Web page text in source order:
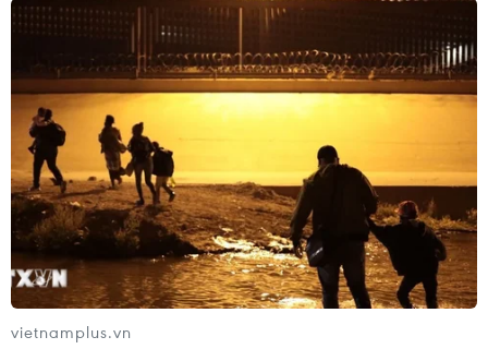
điều cần thiết, nhưng chỉ nên áp dụng khi đại
dịch đã kết thúc. Bà còn cho rằng Anh có thể
tăng nguồn thu từ thuế carbon, thuế giá trị gia
tăng và thuế tài sản, mà không làm ảnh hưởng
đến tăng trưởng kinh tế./.
(TTXVN/Vietnam+)
vietnamplus.vn